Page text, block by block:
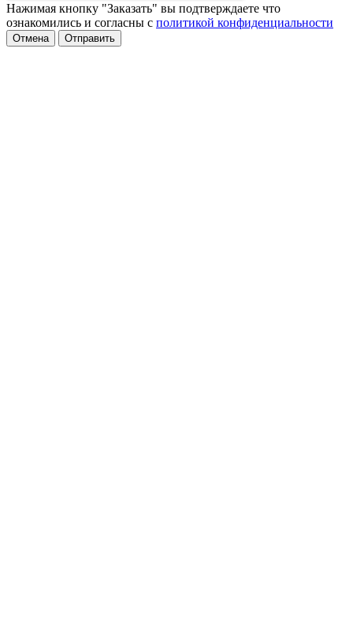
Нажимая кнопку "Заказать" вы подтверждаете что
ознакомились и согласны с политикой конфиденциальности
Отмена Отправить